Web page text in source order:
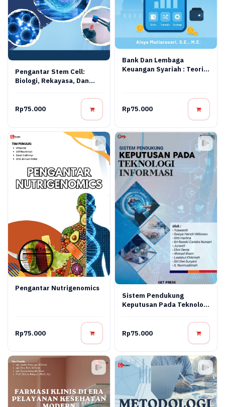
Pengantar Stem Cell:
Biologi, Rekayasa, Dan
Rp75.000
Bank Dan Lembaga
Keuangan Syariah : Teori,
Rp75.000
Pengantar Nutrigenomics
Rp75.000
Sistem Pendukung
Keputusan Pada Teknologi
Rp75.000